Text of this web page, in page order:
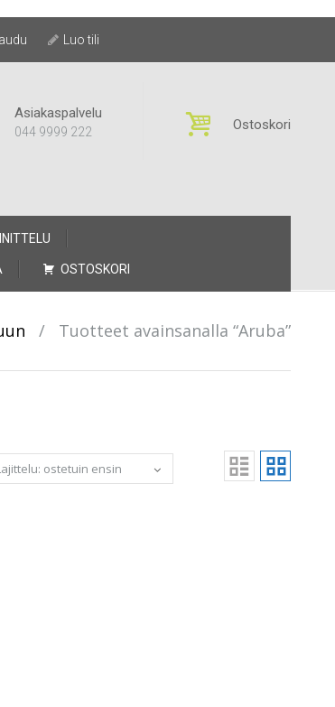
Luo tili
Asiakaspalvelu
044 9999 222 Ostoskori
OSTOSKORI
/ Tuotteet avainsanalla “Aruba”